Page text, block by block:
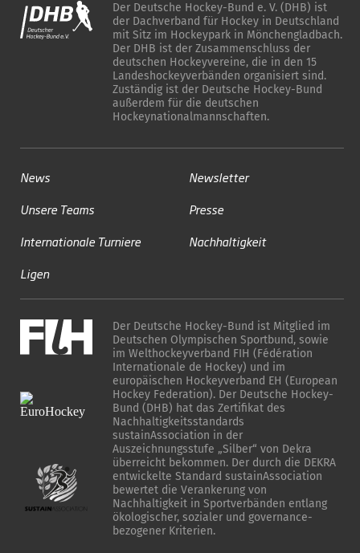
Der Deutsche Hockey-Bund e. V. (DHB) ist
der Dachverband für Hockey in Deutschland
mit Sitz im Hockeypark in Mönchengladbach.
Der DHB ist der Zusammenschluss der
deutschen Hockeyvereine, die in den 15
Landeshockeyverbänden organisiert sind.
Zuständig ist der Deutsche Hockey-Bund
außerdem für die deutschen
Hockeynationalmannschaften.
News
Unsere Teams
Internationale Turniere
Ligen
Newsletter
Presse
Nachhaltigkeit
Der Deutsche Hockey-Bund ist Mitglied im
Deutschen Olympischen Sportbund, sowie
im Welthockeyverband FIH (Fédération
Internationale de Hockey) und im
europäischen Hockeyverband EH (European
Hockey Federation). Der Deutsche Hockey-
Bund (DHB) hat das Zertifikat des
Nachhaltigkeitsstandards
sustainAssociation in der
Auszeichnungsstufe „Silber“ von Dekra
überreicht bekommen. Der durch die DEKRA
entwickelte Standard sustainAssociation
bewertet die Verankerung von
Nachhaltigkeit in Sportverbänden entlang
ökologischer, sozialer und governance-
bezogener Kriterien.